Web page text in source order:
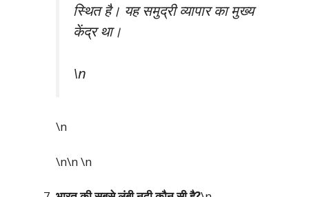
स्थित है। यह समुद्री व्यापार का मुख्य
केंद्र था।
\n
\n
\n\n\n